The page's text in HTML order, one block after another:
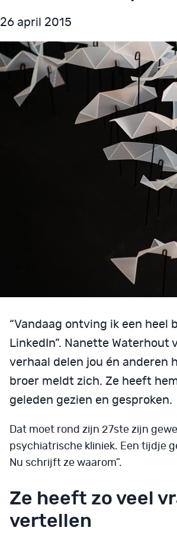
26 april 2015
“Vandaag ontving ik een heel
LinkedIn”. Nanette
verhaal delen jou én anderen
broer meldt zich. Ze heeft
geleden gezien en gesproken.
Dat moet rond zijn 27ste zijn
psychiatrische kliniek. Een tijdje
Nu schrijft ze waarom”.
Ze heeft zo veel
vertellen